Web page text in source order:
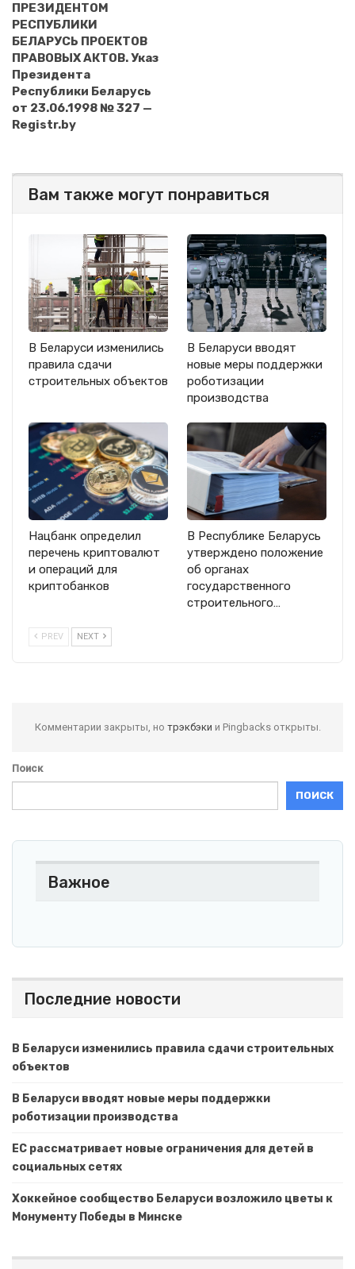
ПРЕЗИДЕНТОМ
РЕСПУБЛИКИ
БЕЛАРУСЬ ПРОЕКТОВ
ПРАВОВЫХ АКТОВ. Указ
Президента
Республики Беларусь
от 23.06.1998 № 327 —
Registr.by
Вам также могут понравиться
В Беларуси изменились
правила сдачи
строительных объектов
В Беларуси вводят
новые меры поддержки
роботизации
производства
Нацбанк определил
перечень криптовалют
и операций для
криптобанков
В Республике Беларусь
утверждено положение
об органах
государственного
строительного…
PREV NEXT
Комментарии закрыты, но трэкбэки и Pingbacks открыты.
Поиск
ПОИСК
Важное
Последние новости
В Беларуси изменились правила сдачи строительных
объектов
В Беларуси вводят новые меры поддержки
роботизации производства
ЕС рассматривает новые ограничения для детей в
социальных сетях
Хоккейное сообщество Беларуси возложило цветы к
Монументу Победы в Минске